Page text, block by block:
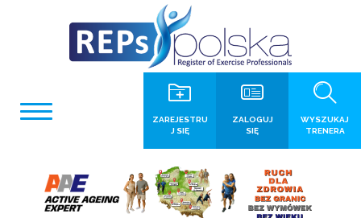
WYSZUKAJ
TRENERA
ZALOGUJ
SIĘ
ZAREJESTRU
J SIĘ